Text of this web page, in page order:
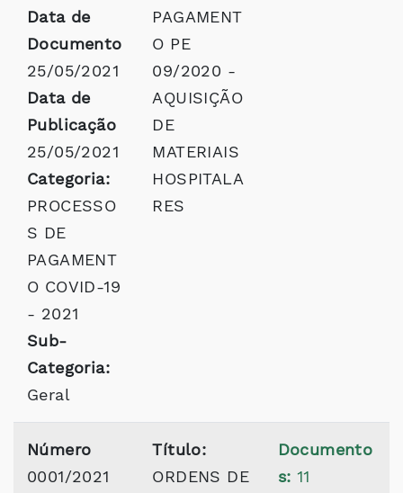
Data de
Documento
25/05/2021
Data de
Publicação
25/05/2021
Categoria:
PROCESSO
S DE
PAGAMENT
O COVID-19
- 2021
Sub-
Categoria:
Geral
PAGAMENT
O PE
09/2020 -
AQUISIÇÃO
DE
MATERIAIS
HOSPITALA
RES
Número
0001/2021
Título:
ORDENS DE
Documento
s: 11